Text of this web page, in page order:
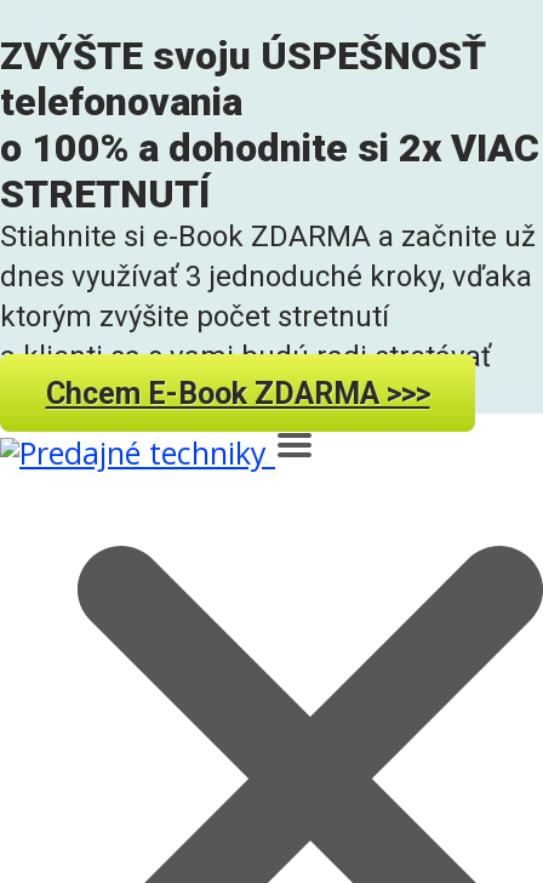
ZVÝŠTE svoju ÚSPEŠNOSŤ
telefonovania
o 100% a dohodnite si 2x VIAC
STRETNUTÍ
Stiahnite si e-Book ZDARMA a začnite už
dnes využívať 3 jednoduché kroky, vďaka
ktorým zvýšite počet stretnutí
a klienti sa s vami budú radi stretávať
Chcem E-Book ZDARMA >>>